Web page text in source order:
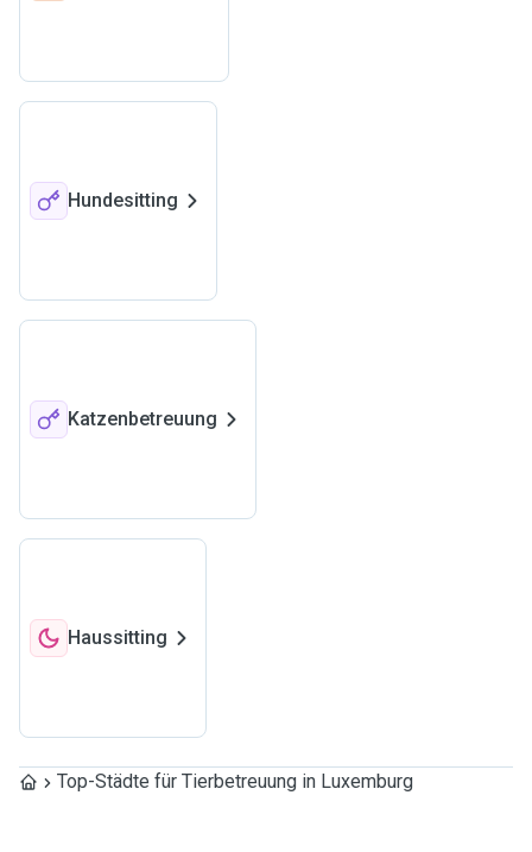
Hundesitting
Katzenbetreuung
Haussitting
Top-Städte für Tierbetreuung in Luxemburg